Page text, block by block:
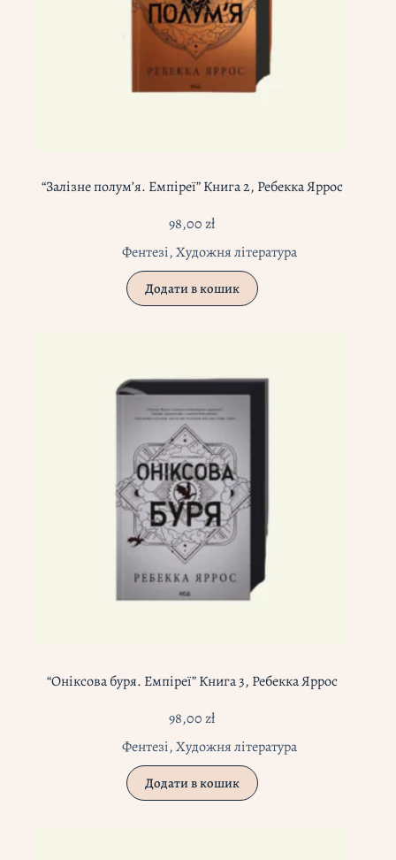
“Залізне полум’я. Емпіреї” Книга 2, Ребекка Яррос
98,00zł
Фентезі,Художня література
Додати в кошик
“Оніксова буря. Емпіреї” Книга 3, Ребекка Яррос
98,00zł
Фентезі,Художня література
Додати в кошик